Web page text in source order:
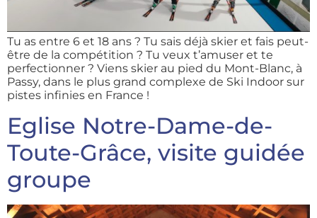
Tu as entre 6 et 18 ans ? Tu sais déjà skier et fais peut-
être de la compétition ? Tu veux t’amuser et te
perfectionner ? Viens skier au pied du Mont-Blanc, à
Passy, dans le plus grand complexe de Ski Indoor sur
pistes infinies en France !
Eglise Notre-Dame-de-
Toute-Grâce, visite guidée
groupe